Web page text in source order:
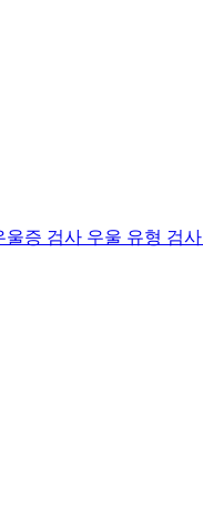
울증 검사 우울 유형 검사